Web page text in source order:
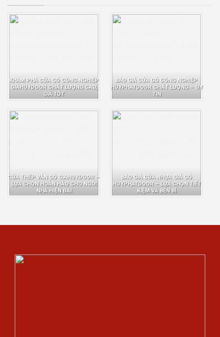
KHÁM PHÁ CỬA GỖ CÔNG NGHIỆP
GIAHUYDOOR CHẤT LƯỢNG CAO,
GIÁ TỐT
BÁO GIÁ CỬA GỖ CÔNG NGHIỆP
HUYPHATDOOR CHẤT LƯỢNG – UY
TÍN
CỬA THÉP VÂN GỖ GIAHUYDOOR –
LỰA CHỌN HOÀN HẢO CHO NGÔI
NHÀ HIỆN ĐẠI
BÁO GIÁ CỬA NHỰA GIẢ GỖ
HUYPHATDOOR – LỰA CHỌN TIẾT
KIỆM VÀ BỀN BỈ